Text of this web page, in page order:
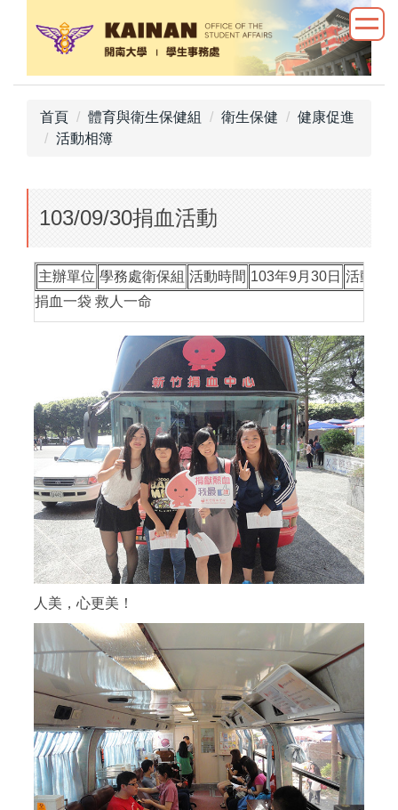
首頁 體育與衛生保健組 衛生保健
健康促進
活動相簿
103/09/30捐血活動
主辦單位 學務處衛保組 活動時間 103年9月30日 活動地
捐血一袋 救人一命
人美，心更美！